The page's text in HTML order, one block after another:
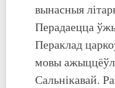
вынасныя
Перадаецца
Пераклад
мовы
Сальнікавай.